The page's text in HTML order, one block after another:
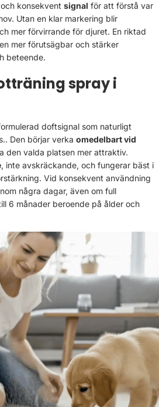
konsekvent signal för att förstå var
Utan en klar markering blir
mer förvirrande för djuret. En riktad
mer förutsägbar och stärker
beteende.
spray i
doftsignal som naturligt
Den börjar verka omedelbart vid
den valda platsen mer attraktiv.
, inte avskräckande, och fungerar bäst i
Vid konsekvent användning
några dagar, även om full
6 månader beroende på ålder och